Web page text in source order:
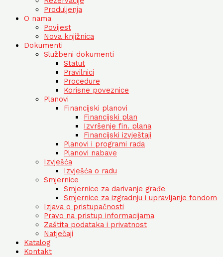
Produljenja
O nama
Povijest
Nova knjižnica
Dokumenti
Službeni dokumenti
Statut
Pravilnici
Procedure
Korisne poveznice
Planovi
Financijski planovi
Financijski plan
Izvršenje fin. plana
Financijski izvještaji
Planovi i programi rada
Planovi nabave
Izvješća
Izvješća o radu
Smjernice
Smjernice za darivanje građe
Smjernice za izgradnju i upravljanje fondom
Izjava o pristupačnosti
Pravo na pristup informacijama
Zaštita podataka i privatnost
Natječaji
Katalog
Kontakt